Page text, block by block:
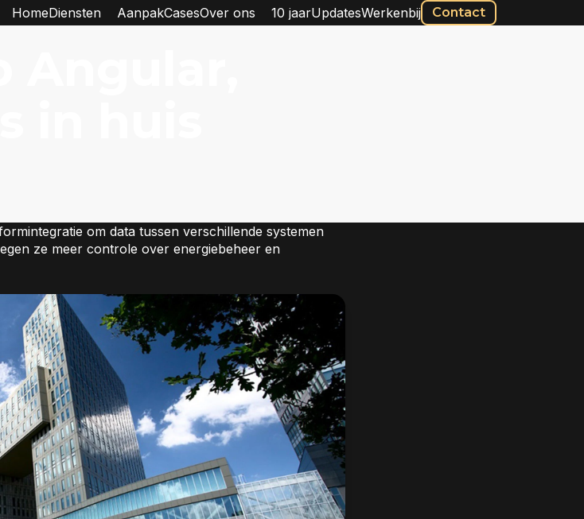
HomeDiensten AanpakCasesOver ons 10 jaarUpdatesWerkenbij Contact
om data tussen verschillende systemen
ze meer controle over energiebeheer en